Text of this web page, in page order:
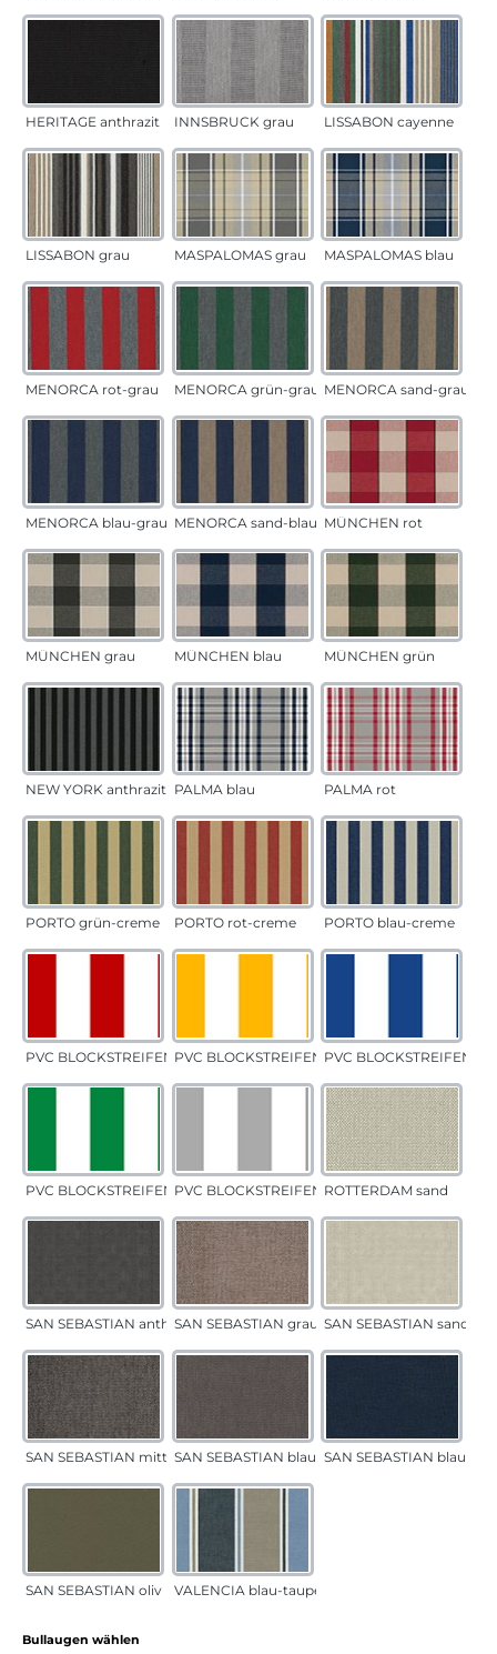
HERITAGE anthrazit INNSBRUCK grau LISSABON cayenne
LISSABON grau MASPALOMAS grau MASPALOMAS blau
MENORCA rot-grau MENORCA grün-grau MENORCA sand-grau
MENORCA blau-grau MENORCA sand-blau MÜNCHEN rot
MÜNCHEN grau MÜNCHEN blau MÜNCHEN grün
NEW YORK anthrazit PALMA blau PALMA rot
PORTO grün-creme PORTO rot-creme PORTO blau-creme
PVC BLOCKSTREIFEN rotPVC BLOCKSTREIFEN gelbPVC BLOCKSTREIFEN
PVC BLOCKSTREIFEN grünPVC BLOCKSTREIFEN grauROTTERDAM sand
SAN SEBASTIAN anthrazitSAN SEBASTIAN grau-sandSAN SEBASTIAN sand
SAN SEBASTIAN mittelgrauSAN SEBASTIAN blau-sandSAN SEBASTIAN blau
SAN SEBASTIAN oliv VALENCIA blau-taupe
Bullaugen wählen